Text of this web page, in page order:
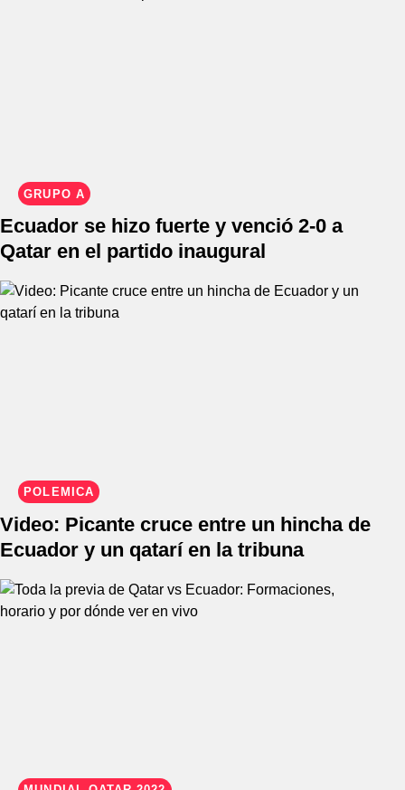
GRUPO A
Ecuador se hizo fuerte y venció 2-0 a
Qatar en el partido inaugural
POLÉMICA
Video: Picante cruce entre un hincha de
Ecuador y un qatarí en la tribuna